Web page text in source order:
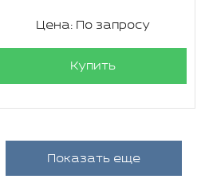
Цена: По запросу
Купить
Показать еще